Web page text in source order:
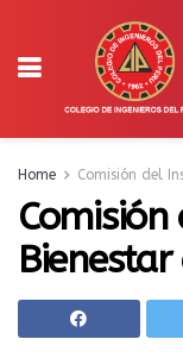
Home Comisión del